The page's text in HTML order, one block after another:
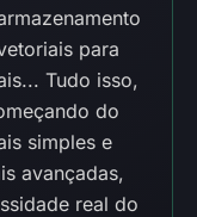
para
Tudo isso,
do
simples e
avançadas,
real do